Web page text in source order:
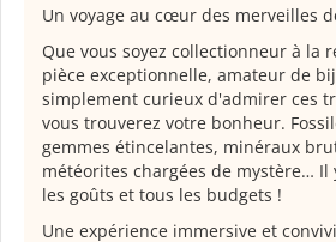
Un voyage au cœur des merveilles
Que vous soyez collectionneur à la
pièce exceptionnelle, amateur de
simplement curieux d'admirer ces
vous trouverez votre bonheur.
gemmes étincelantes, minéraux
météorites chargées de mystère… Il
les goûts et tous les budgets !
Une expérience immersive et